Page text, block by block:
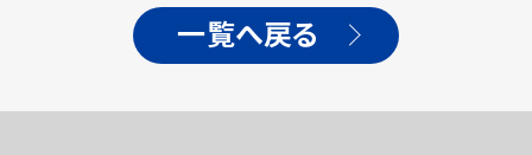
一覧へ戻る